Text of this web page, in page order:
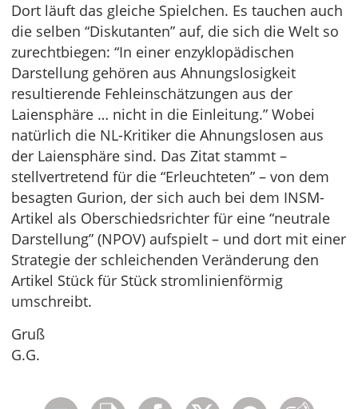
Dort läuft das gleiche Spielchen. Es tauchen auch
die selben “Diskutanten” auf, die sich die Welt so
zurechtbiegen: “In einer enzyklopädischen
Darstellung gehören aus Ahnungslosigkeit
resultierende Fehleinschätzungen aus der
Laiensphäre … nicht in die Einleitung.” Wobei
natürlich die NL-Kritiker die Ahnungslosen aus
der Laiensphäre sind. Das Zitat stammt –
stellvertretend für die “Erleuchteten” – von dem
besagten Gurion, der sich auch bei dem INSM-
Artikel als Oberschiedsrichter für eine “neutrale
Darstellung” (NPOV) aufspielt – und dort mit einer
Strategie der schleichenden Veränderung den
Artikel Stück für Stück stromlinienförmig
umschreibt.
Gruß
G.G.